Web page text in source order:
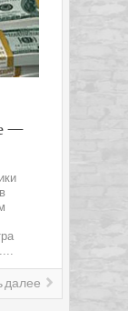
—
далее